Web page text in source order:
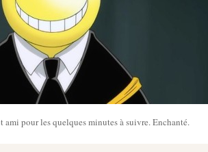
pour les quelques minutes à suivre. Enchanté.